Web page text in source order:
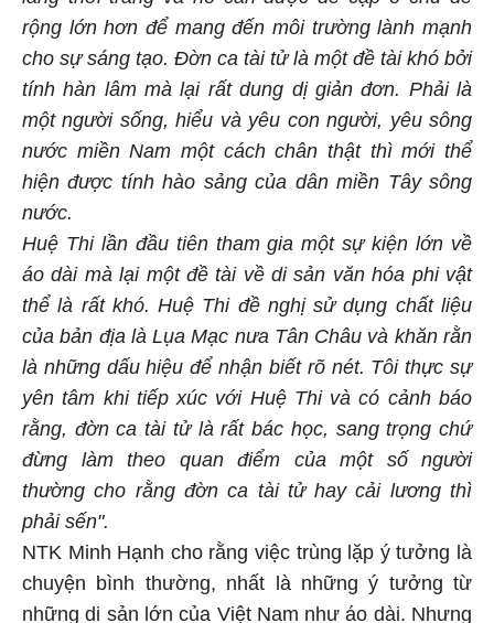
rộng lớn hơn để mang đến môi trường lành mạnh
cho sự sáng tạo. Đờn ca tài tử là một đề tài khó bởi
tính hàn lâm mà lại rất dung dị giản đơn. Phải là
một người sống, hiểu và yêu con người, yêu sông
nước miền Nam một cách chân thật thì mới thể
hiện được tính hào sảng của dân miền Tây sông
nước.
Huệ Thi lần đầu tiên tham gia một sự kiện lớn về
áo dài mà lại một đề tài về di sản văn hóa phi vật
thể là rất khó. Huệ Thi đề nghị sử dụng chất liệu
của bản địa là Lụa Mạc nưa Tân Châu và khăn rằn
là những dấu hiệu để nhận biết rõ nét. Tôi thực sự
yên tâm khi tiếp xúc với Huệ Thi và có cảnh báo
rằng, đờn ca tài tử là rất bác học, sang trọng chứ
đừng làm theo quan điểm của một số người
thường cho rằng đờn ca tài tử hay cải lương thì
phải sến".
NTK Minh Hạnh cho rằng việc trùng lặp ý tưởng là
chuyện bình thường, nhất là những ý tưởng từ
những di sản lớn của Việt Nam như áo dài. Nhưng